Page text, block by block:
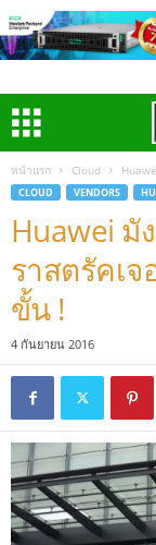
หน้าแรก Cloud
CLOUD VENDORS
Huawei มั
ราสตรัคเ
ขั้น !
4 กันยายน 2016